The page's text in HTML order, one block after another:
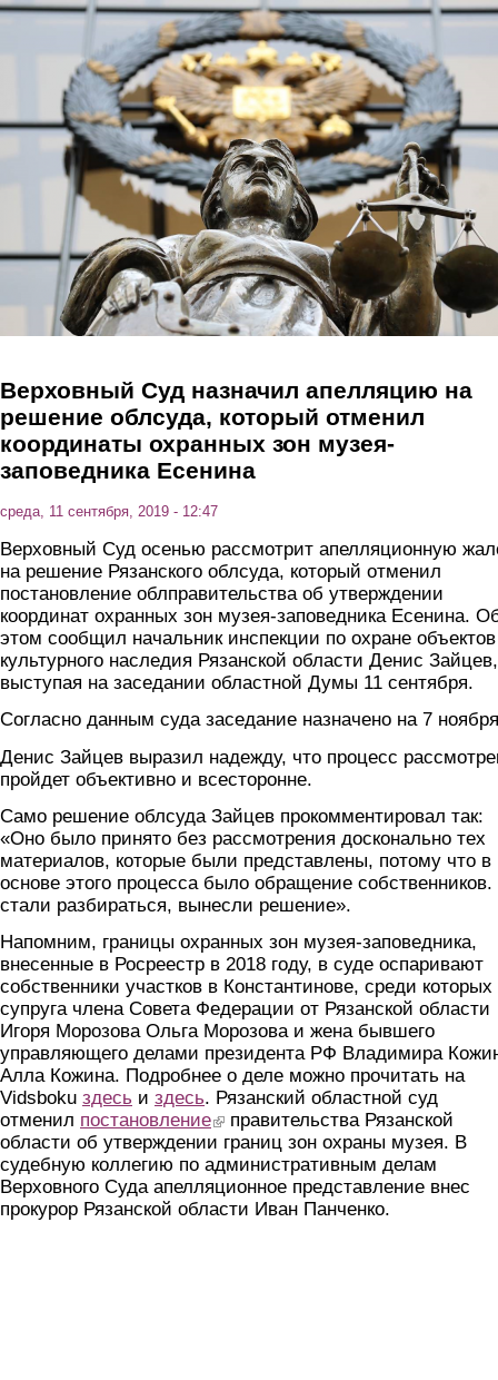
Перейти к основному содержанию
Верховный Суд назначил апелляцию на
решение облсуда, который отменил
координаты охранных зон музея-
заповедника Есенина
среда, 11 сентября, 2019 - 12:47
Верховный Суд осенью рассмотрит апелляционную
на решение Рязанского облсуда, который отменил
постановление облправительства об утверждении
координат охранных зон музея-заповедника Есенина.
этом сообщил начальник инспекции по охране объектов
культурного наследия Рязанской области Денис Зайцев,
выступая на заседании областной Думы 11 сентября.
Согласно данным суда заседание назначено на 7
Денис Зайцев выразил надежду, что процесс
пройдет объективно и всесторонне.
Само решение облсуда Зайцев прокомментировал так:
«Оно было принято без рассмотрения досконально тех
материалов, которые были представлены, потому что в
основе этого процесса было обращение
стали разбираться, вынесли решение».
Напомним, границы охранных зон музея-заповедника,
внесенные в Росреестр в 2018 году, в суде оспаривают
собственники участков в Константинове, среди
супруга члена Совета Федерации от Рязанской области
Игоря Морозова Ольга Морозова и жена бывшего
управляющего делами президента РФ Владимира
Алла Кожина. Подробнее о деле можно прочитать на
Vidsboku здесь и здесь. Рязанский областной суд
отменил постановление(link is external)
правительства Рязанской
области об утверждении границ зон охраны музея. В
судебную коллегию по административным делам
Верховного Суда апелляционное представление внес
прокурор Рязанской области Иван Панченко.